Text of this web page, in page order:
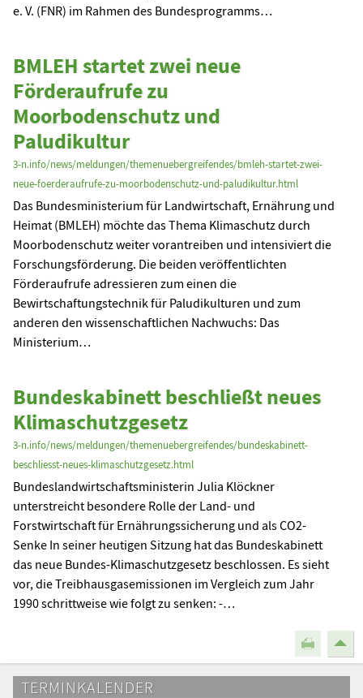
e. V. (FNR) im Rahmen des Bundesprogramms…
BMLEH startet zwei neue
Förderaufrufe zu
Moorbodenschutz und
Paludikultur
3-n.info/news/meldungen/themenuebergreifendes/bmleh-startet-zwei-
neue-foerderaufrufe-zu-moorbodenschutz-und-paludikultur.html
Das Bundesministerium für Landwirtschaft, Ernährung und
Heimat (BMLEH) möchte das Thema Klimaschutz durch
Moorbodenschutz weiter vorantreiben und intensiviert die
Forschungsförderung. Die beiden veröffentlichten
Förderaufrufe adressieren zum einen die
Bewirtschaftungstechnik für Paludikulturen und zum
anderen den wissenschaftlichen Nachwuchs: Das
Ministerium…
Bundeskabinett beschließt neues
Klimaschutzgesetz
3-n.info/news/meldungen/themenuebergreifendes/bundeskabinett-
beschliesst-neues-klimaschutzgesetz.html
Bundeslandwirtschaftsministerin Julia Klöckner
unterstreicht besondere Rolle der Land- und
Forstwirtschaft für Ernährungssicherung und als CO2-
Senke In seiner heutigen Sitzung hat das Bundeskabinett
das neue Bundes-Klimaschutzgesetz beschlossen. Es sieht
vor, die Treibhausgasemissionen im Vergleich zum Jahr
1990 schrittweise wie folgt zu senken: -…
TERMINKALENDER